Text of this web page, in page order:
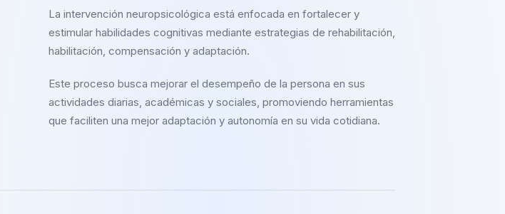
La intervención neuropsicológica está enfocada en fortalecer y
estimular habilidades cognitivas mediante estrategias de rehabilitación,
habilitación, compensación y adaptación.
Este proceso busca mejorar el desempeño de la persona en sus
actividades diarias, académicas y sociales, promoviendo herramientas
que faciliten una mejor adaptación y autonomía en su vida cotidiana.